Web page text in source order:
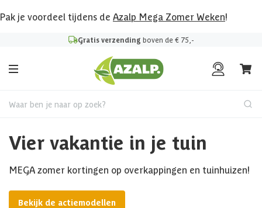
Pak je voordeel tijdens de Azalp Mega Zomer Weken!
Gratis verzending boven de € 75,-
Waar ben je naar op zoek?
Vier vakantie in je tuin
MEGA zomer kortingen op overkappingen en tuinhuizen!
Bekijk de actiemodellen